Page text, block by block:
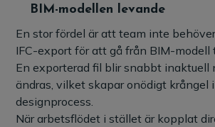
BIM-modellen levande
En stor fördel är att team inte
IFC-export för att gå från BIM-
En exporterad fil blir snabbt inaktuell
ändras, vilket skapar onödigt krångel
designprocess.
När arbetsflödet i stället är kopplat